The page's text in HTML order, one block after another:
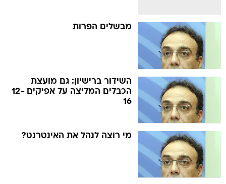
מבשלים הפרות
השידור ברישיון: גם מועצת
הכבלים המליצה על אפיקים 12-
16
מי רוצה לנהל את האינטרנט?